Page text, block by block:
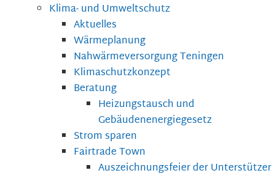
Klima- und Umweltschutz
Aktuelles
Wärmeplanung
Nahwärmeversorgung Teningen
Klimaschutzkonzept
Beratung
Heizungstausch und
Gebäudenenergiegesetz
Strom sparen
Fairtrade Town
Auszeichnungsfeier der Unterstützer